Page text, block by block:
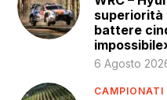
superiorità
battere
6 Agosto